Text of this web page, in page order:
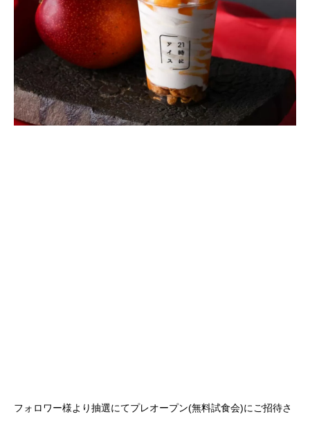
フォロワー様より抽選にてプレオープン(無料試食会)にご招待さ